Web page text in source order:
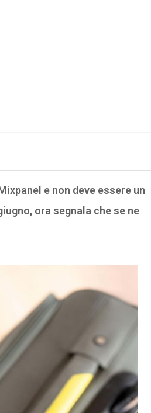
e non deve essere un
ora segnala che se ne